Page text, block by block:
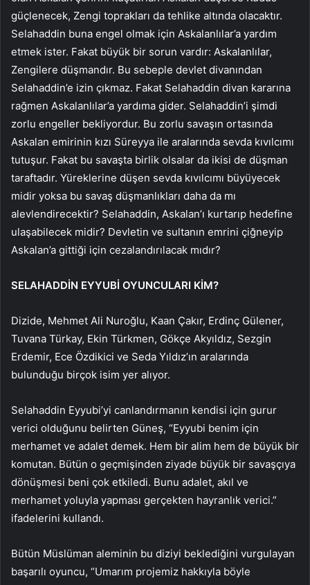
güçlenecek, Zengi toprakları da tehlike altında olacaktır.
Selahaddin buna engel olmak için Askalanlılar’a yardım
etmek ister. Fakat büyük bir sorun vardır: Askalanlılar,
Zengilere düşmandır. Bu sebeple devlet divanından
Selahaddin’e izin çıkmaz. Fakat Selahaddin divan kararına
rağmen Askalanlılar’a yardıma gider. Selahaddin’i şimdi
zorlu engeller bekliyordur. Bu zorlu savaşın ortasında
Askalan emirinin kızı Süreyya ile aralarında sevda kıvılcımı
tutuşur. Fakat bu savaşta birlik olsalar da ikisi de düşman
taraftadır. Yüreklerine düşen sevda kıvılcımı büyüyecek
midir yoksa bu savaş düşmanlıkları daha da mı
alevlendirecektir? Selahaddin, Askalan’ı kurtarıp hedefine
ulaşabilecek midir? Devletin ve sultanın emrini çiğneyip
Askalan’a gittiği için cezalandırılacak mıdır?
SELAHADDİN EYYUBİ OYUNCULARI KİM?
Dizide, Mehmet Ali Nuroğlu, Kaan Çakır, Erdinç Gülener,
Tuvana Türkay, Ekin Türkmen, Gökçe Akyıldız, Sezgin
Erdemir, Ece Özdikici ve Seda Yıldız’ın aralarında
bulunduğu birçok isim yer alıyor.
Selahaddin Eyyubi’yi canlandırmanın kendisi için gurur
verici olduğunu belirten Güneş, “Eyyubi benim için
merhamet ve adalet demek. Hem bir alim hem de büyük bir
komutan. Bütün o geçmişinden ziyade büyük bir savaşçıya
dönüşmesi beni çok etkiledi. Bunu adalet, akıl ve
merhamet yoluyla yapması gerçekten hayranlık verici.”
ifadelerini kullandı.
Bütün Müslüman aleminin bu diziyi beklediğini vurgulayan
başarılı oyuncu, “Umarım projemiz hakkıyla böyle